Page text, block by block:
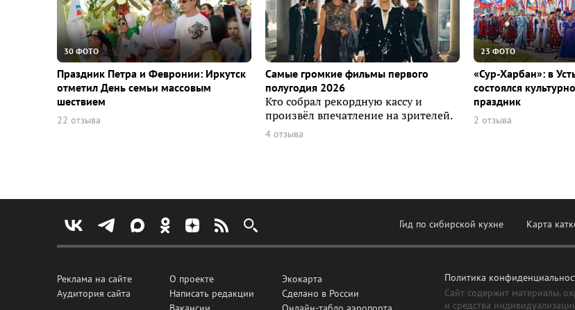
30 ФОТО
Праздник Петра и Февронии: Иркутск
отметил День семьи массовым
шествием
22 отзыва
Самые громкие фильмы первого
полугодия 2026
Кто собрал рекордную кассу и
произвёл впечатление на зрителей.
4 отзыва
23 ФОТО
«Сур-Харбан»: в
состоялся
праздник
2 отзыва
Гид по сибирской кухне Карта
Реклама на сайте
Аудитория сайта
О проекте
Написать редакции
Экокарта
Сделано в России
Политика
Сайт содержит материалы,
и средства